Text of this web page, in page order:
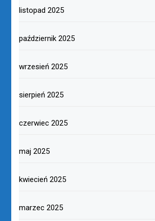
listopad 2025
październik 2025
wrzesień 2025
sierpień 2025
czerwiec 2025
maj 2025
kwiecień 2025
marzec 2025